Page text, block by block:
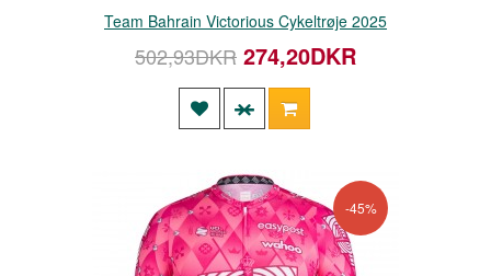
Team Bahrain Victorious Cykeltrøje 2025
502,93DKR 274,20DKR
-45%